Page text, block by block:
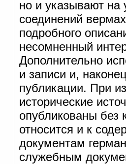
но и указывают на
соединений
подробного
несомненный
Дополнительно
и записи и,
публикации. При
исторические
опубликованы без
относится и к
документам
служебным